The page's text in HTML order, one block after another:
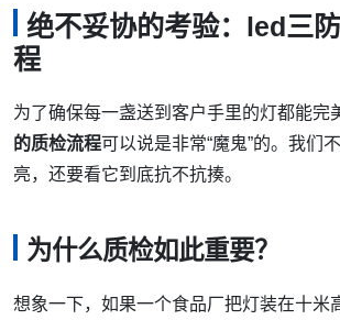
绝不妥协的考验：led三
程
为了确保每一盏送到客户手里的灯都能完
的质检流程可以说是非常“魔鬼”的。我们
亮，还要看它到底抗不抗揍。
为什么质检如此重要？
想象一下，如果一个食品厂把灯装在十米